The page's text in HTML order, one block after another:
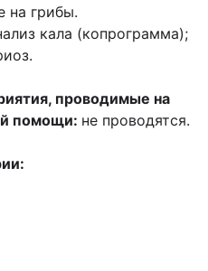
на грибы.
кала (копрограмма);
проводимые на
помощи: не проводятся.